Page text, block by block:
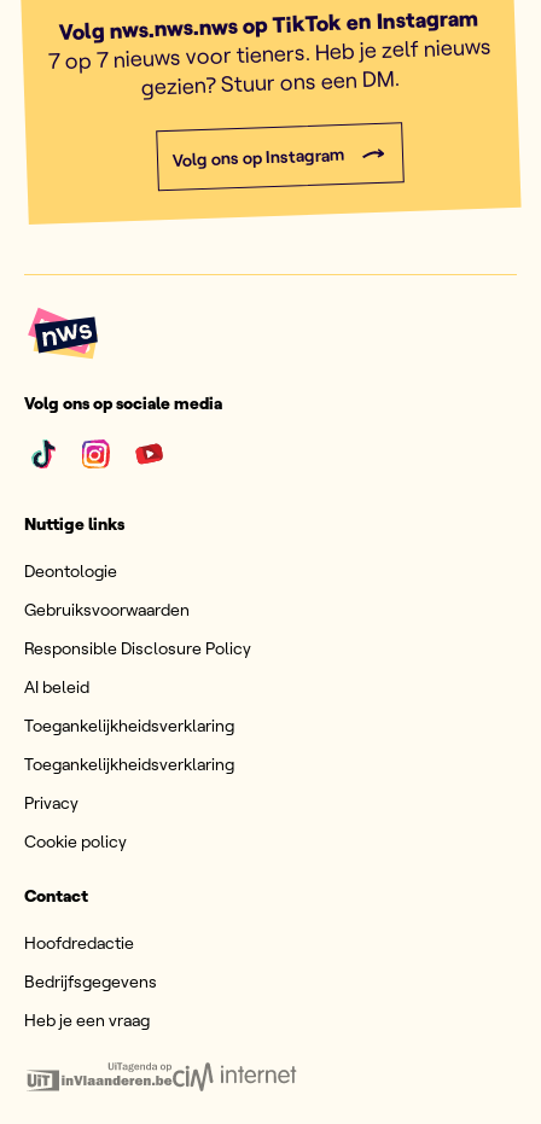
Volg nws.nws.nws op TikTok en Instagram
7 op 7 nieuws voor tieners. Heb je zelf nieuws
gezien? Stuur ons een DM.
Volg ons op Instagram
Volg ons op sociale media
Nuttige links
Deontologie
Gebruiksvoorwaarden
Responsible Disclosure Policy
AI beleid
Toegankelijkheidsverklaring
Toegankelijkheidsverklaring
Privacy
Cookie policy
Contact
Hoofdredactie
Bedrijfsgegevens
Heb je een vraag